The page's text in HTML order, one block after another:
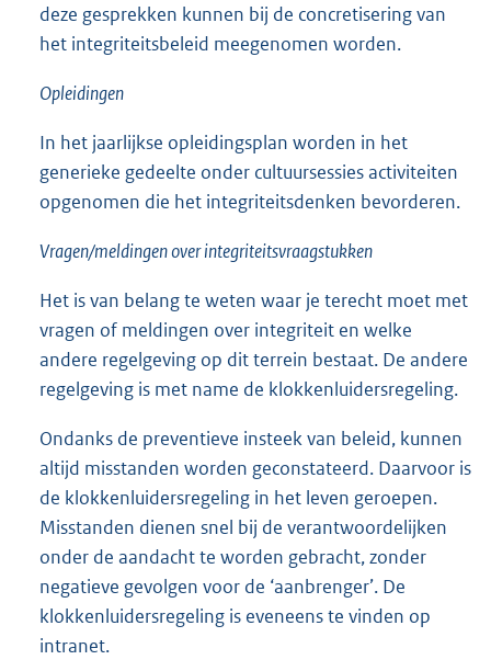
deze gesprekken kunnen bij de concretisering van
het integriteitsbeleid meegenomen worden.
Opleidingen
In het jaarlijkse opleidingsplan worden in het
generieke gedeelte onder cultuursessies activiteiten
opgenomen die het integriteitsdenken bevorderen.
Vragen/meldingen over integriteitsvraagstukken
Het is van belang te weten waar je terecht moet met
vragen of meldingen over integriteit en welke
andere regelgeving op dit terrein bestaat. De andere
regelgeving is met name de klokkenluidersregeling.
Ondanks de preventieve insteek van beleid, kunnen
altijd misstanden worden geconstateerd. Daarvoor is
de klokkenluidersregeling in het leven geroepen.
Misstanden dienen snel bij de verantwoordelijken
onder de aandacht te worden gebracht, zonder
negatieve gevolgen voor de ‘aanbrenger’. De
klokkenluidersregeling is eveneens te vinden op
intranet.